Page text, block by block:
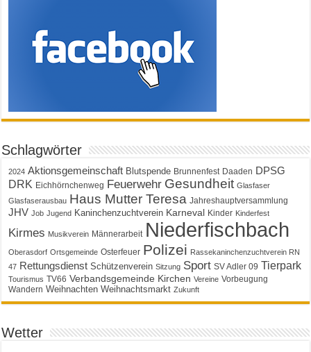
Schlagwörter
2024 Aktionsgemeinschaft Blutspende Brunnenfest Daaden DPSG
DRK Eichhörnchenweg Feuerwehr Gesundheit Glasfaser
Glasfaserausbau Haus Mutter Teresa Jahreshauptversammlung
JHV Job Jugend Kaninchenzuchtverein Karneval Kinder Kinderfest
Kirmes Musikverein Männerarbeit Niederfischbach
Oberasdorf Ortsgemeinde Osterfeuer Polizei Rassekaninchenzuchtverein RN
47 Rettungsdienst Schützenverein Sitzung Sport SV Adler 09 Tierpark
Tourismus TV66 Verbandsgemeinde Kirchen Vereine Vorbeugung
Wandern Weihnachten Weihnachtsmarkt Zukunft
Wetter